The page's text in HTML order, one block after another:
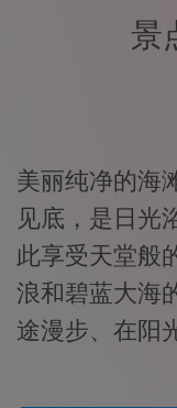
景
美丽纯净的海
见底，是日光
此享受天堂般
浪和碧蓝大海
途漫步、在阳